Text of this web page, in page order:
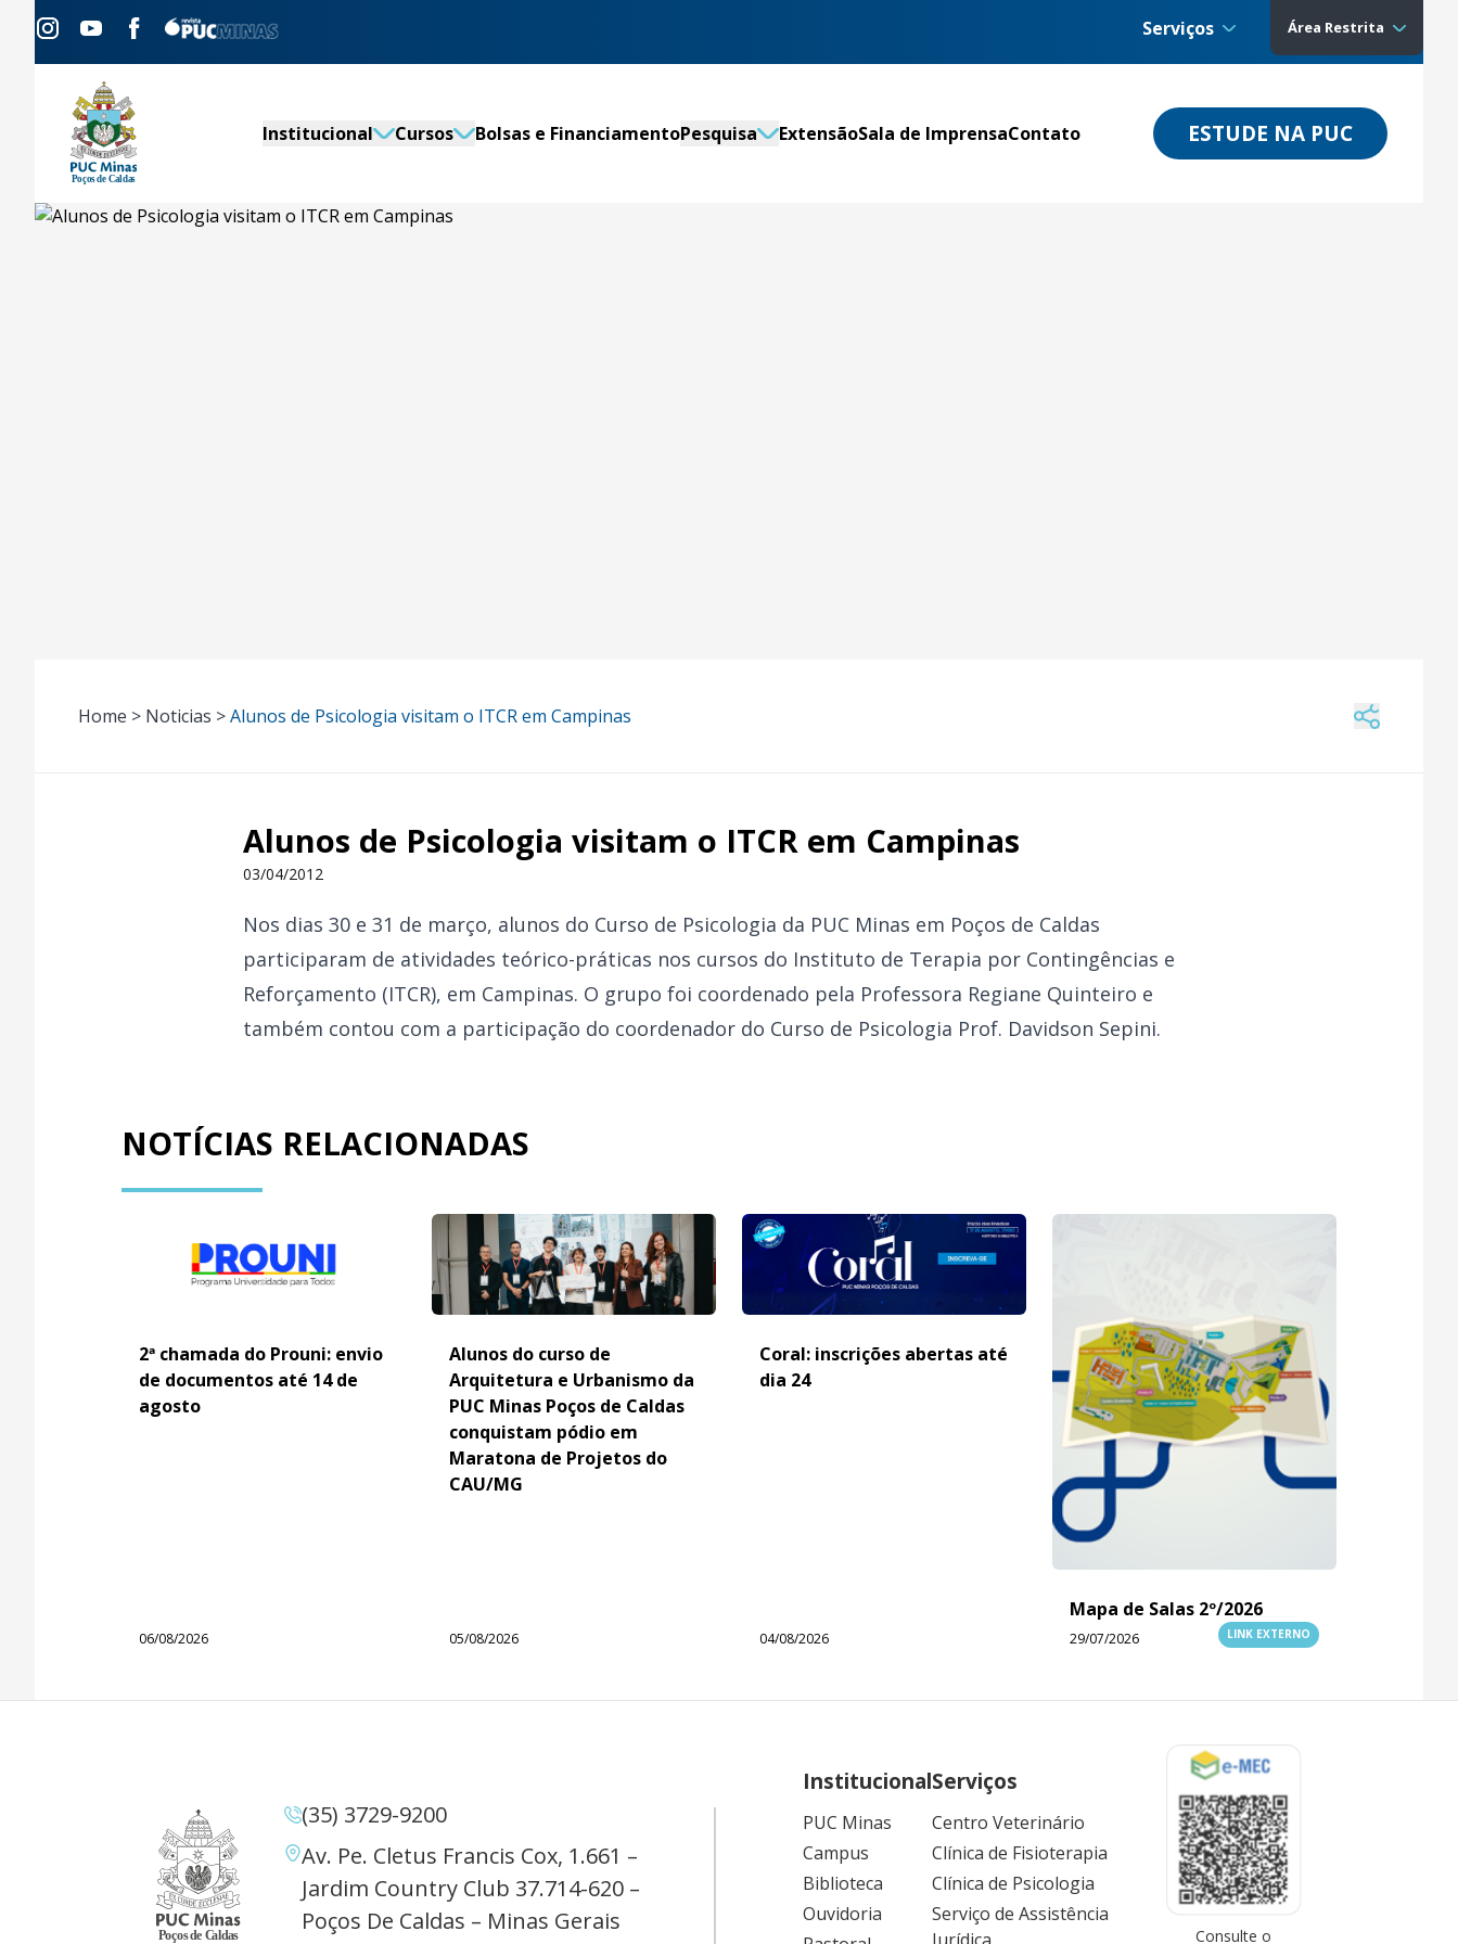
Serviços Área Restrita
Institucional Cursos Bolsas e FinanciamentoPesquisa ExtensãoSala de ImprensaContato ESTUDE NA PUC
Home > Noticias >Alunos de Psicologia visitam o ITCR em Campinas
Alunos de Psicologia visitam o ITCR em Campinas
03/04/2012
Nos dias 30 e 31 de março, alunos do Curso de Psicologia da PUC Minas em Poços de Caldas
participaram de atividades teórico-práticas nos cursos do Instituto de Terapia por Contingências e
Reforçamento (ITCR), em Campinas. O grupo foi coordenado pela Professora Regiane Quinteiro e
também contou com a participação do coordenador do Curso de Psicologia Prof. Davidson Sepini.
NOTÍCIAS RELACIONADAS
2ª chamada do Prouni: envio
de documentos até 14 de
agosto
06/08/2026
Alunos do curso de
Arquitetura e Urbanismo da
PUC Minas Poços de Caldas
conquistam pódio em
Maratona de Projetos do
CAU/MG
05/08/2026
Coral: inscrições abertas até
dia 24
04/08/2026
Mapa de Salas 2º/2026
29/07/2026 LINK EXTERNO
(35) 3729-9200
Av. Pe. Cletus Francis Cox, 1.661 –
Jardim Country Club 37.714-620 –
Poços De Caldas – Minas Gerais
Institucional
PUC Minas
Campus
Biblioteca
Ouvidoria
Serviços
Centro Veterinário
Clínica de Fisioterapia
Clínica de Psicologia
Serviço de Assistência
Jurídica
Consulte o